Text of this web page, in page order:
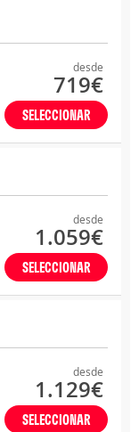
desde
719€
SELECCIONAR
desde
1.059€
SELECCIONAR
desde
1.129€
SELECCIONAR